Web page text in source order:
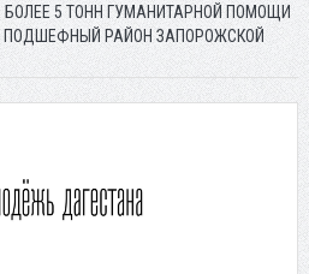
БОЛЕЕ 5 ТОНН ГУМАНИТАРНОЙ ПОМОЩИ
ПОДШЕФНЫЙ РАЙОН ЗАПОРОЖСКОЙ